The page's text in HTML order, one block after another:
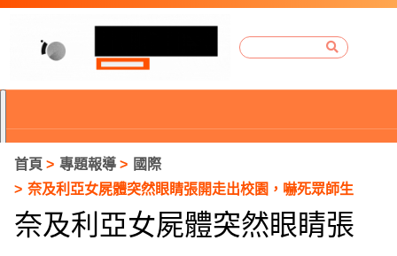
首頁 專題報導
國際
奈及利亞女屍體突然眼睛張開走出校園，嚇死眾師生
奈及利亞女屍體突然眼睛張